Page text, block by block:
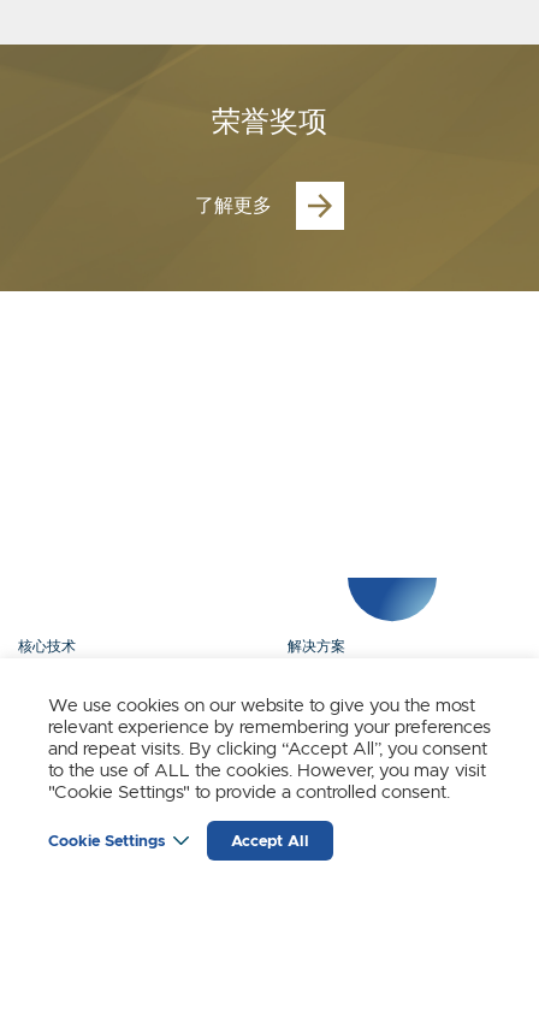
荣誉奖项
了解更多
核心技术 解决方案
关于我们 联系我们
时识科技（SynSense）最新动态
We use cookies on our website to give you the most
relevant experience by remembering your preferences
and repeat visits. By clicking “Accept All”, you consent
to the use of ALL the cookies. However, you may visit
"Cookie Settings" to provide a controlled consent.
Cookie Settings Accept All